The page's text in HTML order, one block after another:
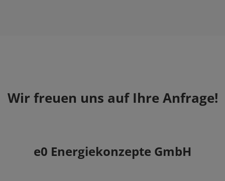
Wir freuen uns auf Ihre Anfrage!
e0 Energiekonzepte GmbH